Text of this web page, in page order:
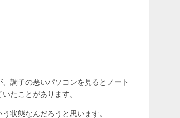
調子の悪いパソコンを見るとノート
たことがあります。
状態なんだろうと思います。